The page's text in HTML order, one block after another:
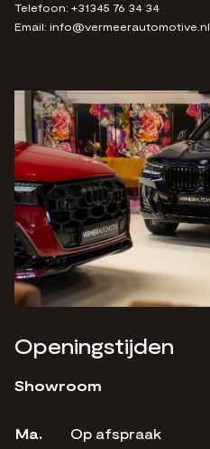
Telefoon:+31345 76 34 34
Email:info@vermeerautomotive.nl
Openingstijden
Showroom
Ma.
Op afspraak